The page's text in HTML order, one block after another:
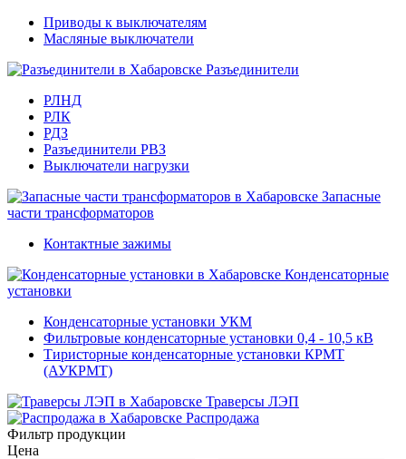
Приводы к выключателям
Масляные выключатели
Разъединители
РЛНД
РЛК
РДЗ
Разъединители РВЗ
Выключатели нагрузки
Запасные
части трансформаторов
Контактные зажимы
Конденсаторные
установки
Конденсаторные установки УКМ
Фильтровые конденсаторные установки 0,4 - 10,5 кВ
Тиристорные конденсаторные установки КРМТ
(АУКРМТ)
Траверсы ЛЭП
Распродажа
Фильтр продукции
Цена